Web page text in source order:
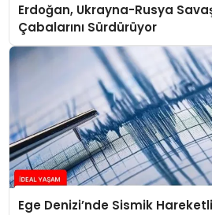
Erdoğan, Ukrayna-Rusya
Çabalarını Sürdürüyor
Ege Denizi’nde Sismik